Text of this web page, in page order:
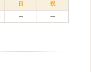
日 祝
ー ー